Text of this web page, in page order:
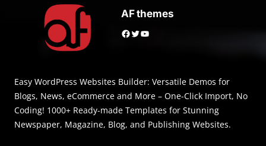
AF themes
Facebook Twitter YouTube
Easy WordPress Websites Builder: Versatile Demos for
Blogs, News, eCommerce and More – One-Click Import, No
Coding! 1000+ Ready-made Templates for Stunning
Newspaper, Magazine, Blog, and Publishing Websites.